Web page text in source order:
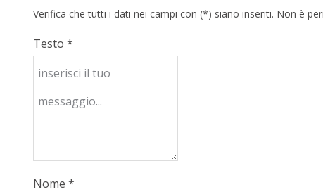
Verifica che tutti i dati nei campi con (*) siano inseriti. Non è
Testo *
Nome *